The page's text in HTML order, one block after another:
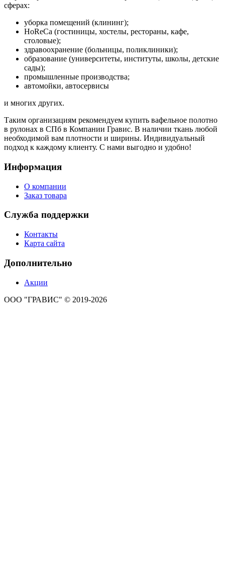
сферах:
уборка помещений (клининг);
HoReCa (гостиницы, хостелы, рестораны, кафе,
столовые);
здравоохранение (больницы, поликлиники);
образование (университеты, институты, школы, детские
сады);
промышленные производства;
автомойки, автосервисы
и многих других.
Таким организациям рекомендуем купить вафельное полотно
в рулонах в СПб в Компании Гравис. В наличии ткань любой
необходимой вам плотности и ширины. Индивидуальный
подход к каждому клиенту. С нами выгодно и удобно!
Информация
О компании
Заказ товара
Служба поддержки
Контакты
Карта сайта
Дополнительно
Акции
ООО "ГРАВИС" © 2019-2026